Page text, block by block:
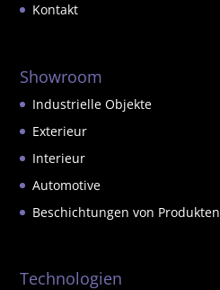
Kontakt
Showroom
Industrielle Objekte
Exterieur
Interieur
Automotive
Beschichtungen von Produkten
Technologien